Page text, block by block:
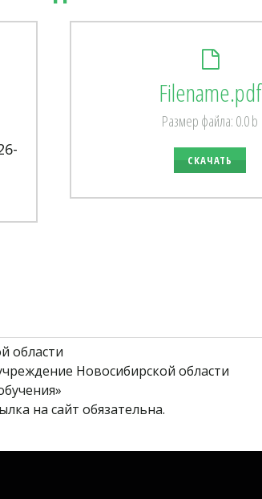
Filename.pdf
Размер файла: 0.0 b
СКАЧАТЬ
области
Новосибирской области
на сайт обязательна.